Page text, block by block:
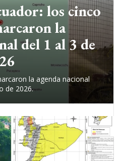
los cinco
la
del 1 al 3 de
la agenda nacional
de 2026.